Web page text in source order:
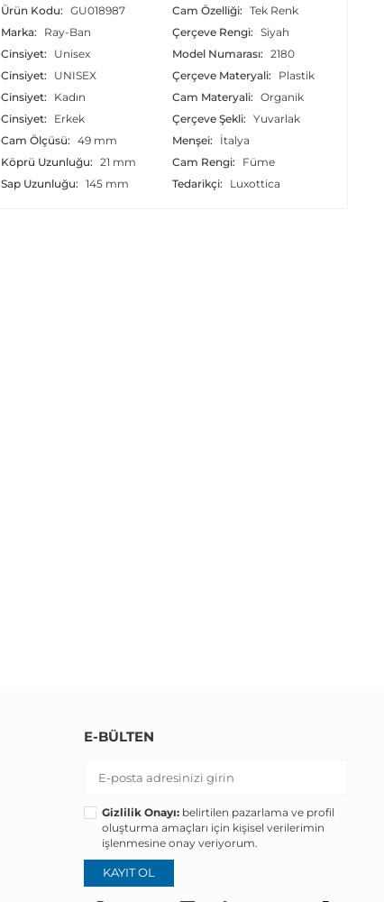
Ürün Kodu: GU018987
Marka:
Ray-Ban
Cinsiyet:
Unisex
Cinsiyet:
UNISEX
Cinsiyet:
Kadın
Cinsiyet:
Erkek
Cam Ölçüsü: 49 mm
Köprü Uzunluğu: 21 mm
Sap Uzunluğu: 145 mm
Cam Özelliği:
Tek Renk
Çerçeve Rengi:
Siyah
Model Numarası:
2180
Çerçeve Materyali:
Plastik
Cam Materyali:
Organik
Çerçeve Şekli:
Yuvarlak
Menşei:
İtalya
Cam Rengi:
Füme
Tedarikçi:
Luxottica
E-BÜLTEN
Gizlilik Onayı:belirtilen pazarlama ve profil
oluşturma amaçları için kişisel verilerimin
işlenmesine onay veriyorum.
KAYIT OL